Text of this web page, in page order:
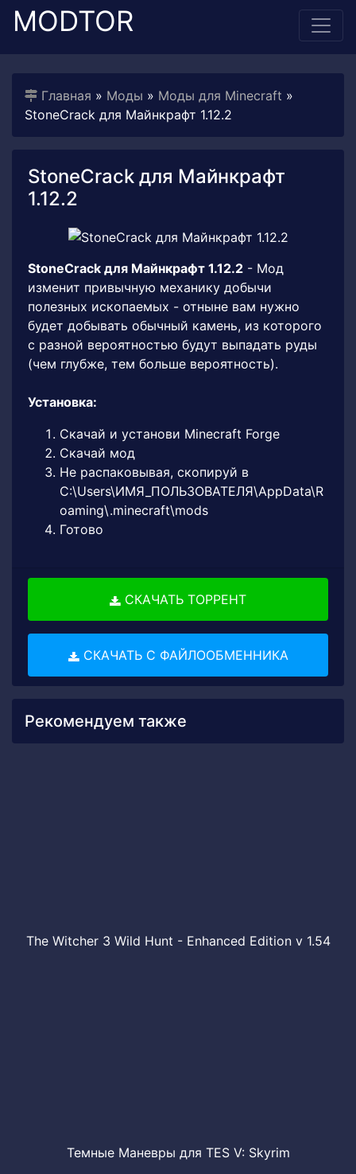
MODTOR
Главная » Моды » Моды для Minecraft »
StoneCrack для Майнкрафт 1.12.2
StoneCrack для Майнкрафт
1.12.2
StoneCrack для Майнкрафт 1.12.2 - Мод
изменит привычную механику добычи
полезных ископаемых - отныне вам нужно
будет добывать обычный камень, из которого
с разной вероятностью будут выпадать руды
(чем глубже, тем больше вероятность).
Установка:
Скачай и установи Minecraft Forge
Скачай мод
Не распаковывая, скопируй в
C:\Users\ИМЯ_ПОЛЬЗОВАТЕЛЯ\AppData\R
oaming\.minecraft\mods
Готово
СКАЧАТЬ ТОРРЕНТ
СКАЧАТЬ С ФАЙЛООБМЕННИКА
Рекомендуем также
The Witcher 3 Wild Hunt - Enhanced Edition v 1.54
Темные Маневры для TES V: Skyrim